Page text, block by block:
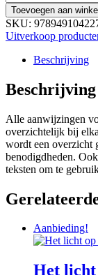
Toevoegen aan
SKU:
Uitverkoop
Beschrijving
Beschrijving
Alle aanwijzingen
overzichtelijk bij
wordt een overzicht
benodigdheden.
teksten om te
Aanbieding!
Het licht